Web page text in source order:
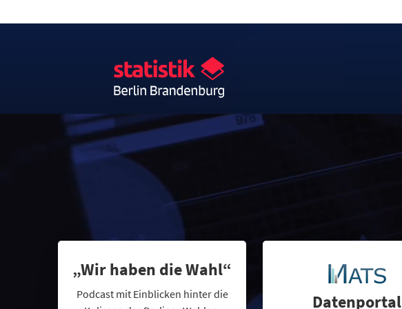
„Wir haben die Wahl“
Podcast mit Einblicken hinter die
Datenportal